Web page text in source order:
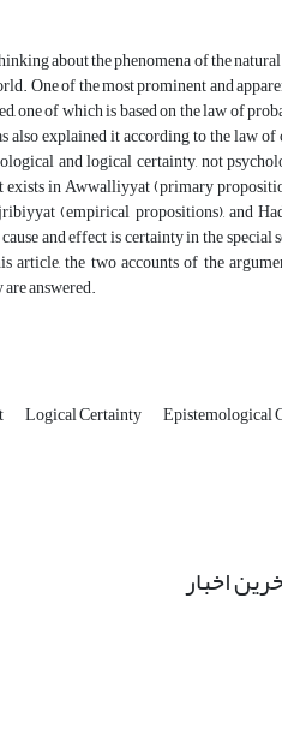
about the phenomena of the
One of the most prominent and
one of which is based on the law of
explained it according to the law
and logical certainty, not
in Awwalliyyat (primary
(empirical propositions), and
and effect is certainty in the special
the two accounts of the
answered.
Logical Certainty Epistemological
اخبار